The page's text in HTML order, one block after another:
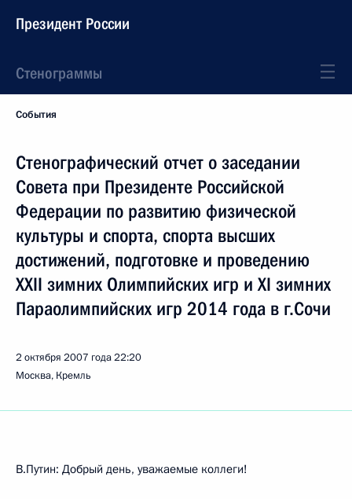
Президент России
Стенограммы
События
Стенографический отчет о заседании
Совета при Президенте Российской
Федерации по развитию физической
культуры и спорта, спорта высших
достижений, подготовке и проведению
XXII зимних Олимпийских игр и XI зимних
Параолимпийских игр 2014 года в г.Сочи
2 октября 2007 года22:20
Москва, Кремль
В.Путин: Добрый день, уважаемые коллеги!